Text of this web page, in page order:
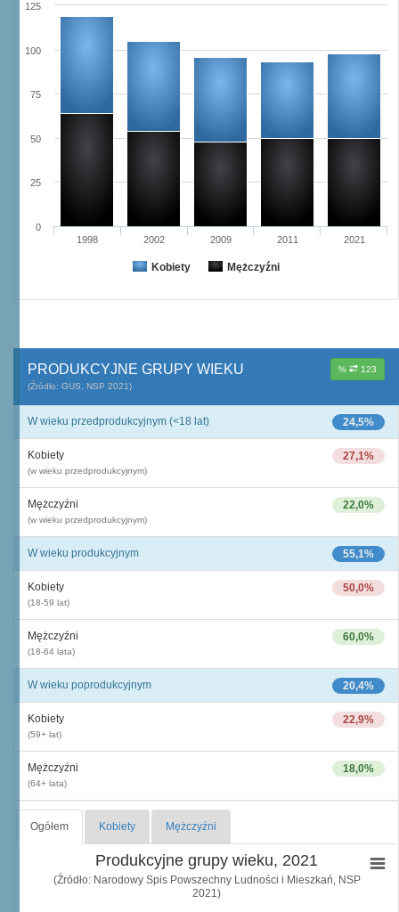
Kobiety Mężczyźni
1998 2002 2009 2011 2021
0
25
50
75
100
125
% 123
PRODUKCYJNE GRUPY WIEKU
(Źródło: GUS, NSP 2021)
24,5%
W wieku przedprodukcyjnym (<18 lat)
27,1%
Kobiety
(w wieku przedprodukcyjnym)
22,0%
Mężczyźni
(w wieku przedprodukcyjnym)
55,1%
W wieku produkcyjnym
50,0%
Kobiety
(18-59 lat)
60,0%
Mężczyźni
(18-64 lata)
20,4%
W wieku poprodukcyjnym
22,9%
Kobiety
(59+ lat)
18,0%
Mężczyźni
(64+ lata)
Ogółem Kobiety Mężczyźni
Produkcyjne grupy wieku, 2021
(Źródło: Narodowy Spis Powszechny Ludności i Mieszkań, NSP
2021)